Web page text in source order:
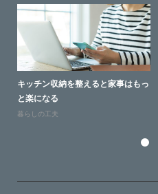
キッチン収納を整えると家事はもっ
と楽になる
暮らしの工夫